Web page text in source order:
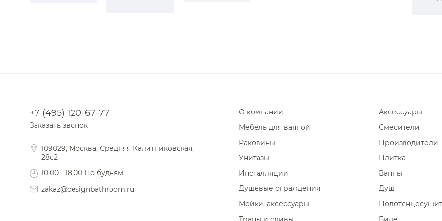
+7 (495) 120-67-77
Заказать звонок
109029, Москва, Средняя Калитниковская,
28с2
10.00 - 18.00 По будням
zakaz@designbathroom.ru
О компании
Аксессуары
Мебель для ванной
Смесители
Раковины
Производители
Унитазы
Плитка
Инсталляции
Ванны
Душевые ограждения
Душ
Мойки, аксессуары
Трапы и сливы
Биде